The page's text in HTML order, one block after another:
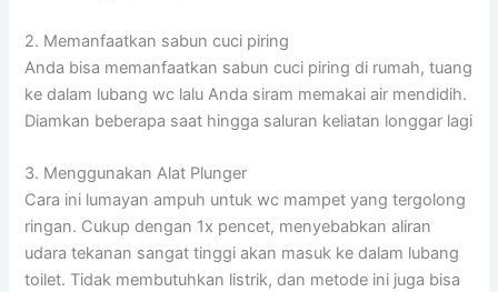
2. Memanfaatkan sabun cuci piring
Anda bisa memanfaatkan sabun cuci piring di rumah, tuang
ke dalam lubang wc lalu Anda siram memakai air mendidih.
Diamkan beberapa saat hingga saluran keliatan longgar lagi
3. Menggunakan Alat Plunger
Cara ini lumayan ampuh untuk wc mampet yang tergolong
ringan. Cukup dengan 1x pencet, menyebabkan aliran
udara tekanan sangat tinggi akan masuk ke dalam lubang
toilet. Tidak membutuhkan listrik, dan metode ini juga bisa